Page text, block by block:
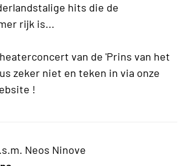
hits die de
rijk is...
van de 'Prins van het
zeker niet en teken in via onze
!
Neos Ninove